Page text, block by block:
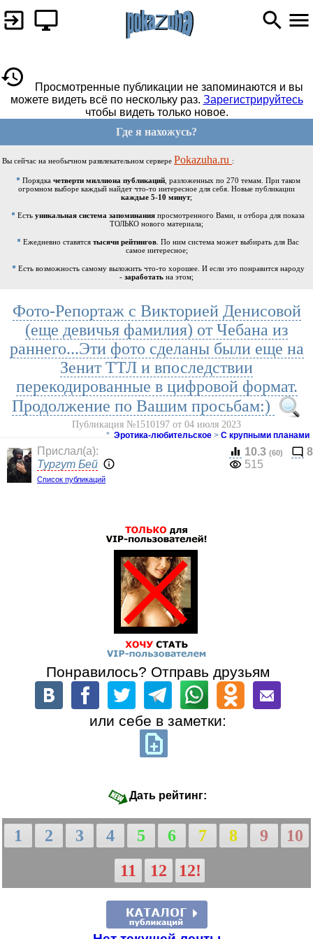
Просмотренные публикации не запоминаются и вы
можете видеть всё по нескольку раз. Зарегистрируйтесь
чтобы видеть только новое.
Где я нахожусь?
Вы сейчас на необычном развлекательном сервере Pokazuha.ru :
Порядка четверти миллиона публикаций, разложенных по 270 темам. При таком
огромном выборе каждый найдет что-то интересное для себя. Новые публикации
каждые 5-10 минут;
Есть уникальная система запоминания просмотренного Вами, и отбора для показа
ТОЛЬКО нового материала;
Ежедневно ставятся тысячи рейтингов . По ним система может выбирать для Вас
самое интересное;
Есть возможность самому выложить что-то хорошее. И если это понравится народу
- заработать на этом;
Фото-Репортаж с Викторией Денисовой
(еще девичья фамилия) от Чебана из
раннего...Эти фото сделаны были еще на
Зенит ТТЛ и впоследствии
перекодированные в цифровой формат.
Продолжение по Вашим просьбам:)
Публикация №1510197 от 04 июля 2023
* Эротика-любительское > С крупными планами
Прислал(a):
Тургут Бей
Список публикаций
10.3 (60)
8
515
Понравилось? Отправь друзьям
или себе в заметки:
Дать рейтинг:
1 2 3 4 5 6 7 8 9
10
11
12 12!